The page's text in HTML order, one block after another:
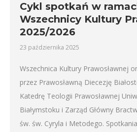
Cykl spotkań w
Wszechnicy Kultury
2025/2026
23 października 2025
Wszechnica Kultury Prawosławnej
przez Prawosławną Diecezję
Katedrę Teologii Prawosławnej
Białymstoku i Zarząd Główny
św. św. Cyryla i Metodego.